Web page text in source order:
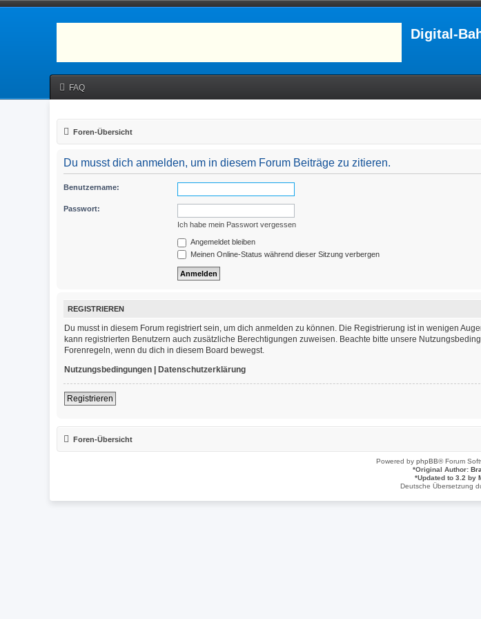
Digital-
FAQ
Foren-Übersicht
Du musst dich anmelden, um in diesem Forum Beiträge zu zitieren.
Benutzername:
Passwort:
Ich habe mein Passwort vergessen
Angemeldet bleiben
Meinen Online-Status während dieser Sitzung verbergen
REGISTRIEREN
Du musst in diesem Forum registriert sein, um dich anmelden zu können. Die Registrierung ist in wenigen
kann registrierten Benutzern auch zusätzliche Berechtigungen zuweisen. Beachte bitte unsere
Forenregeln, wenn du dich in diesem Board bewegst.
Nutzungsbedingungen | Datenschutzerklärung
Registrieren
Foren-Übersicht
Powered by phpBB® Forum
*Original Author:
*Updated to 3.2 by
Deutsche Übersetzung